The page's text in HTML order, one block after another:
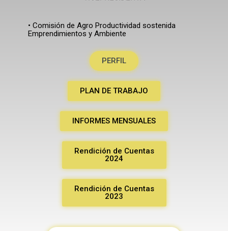
• Comisión de Agro Productividad sostenida
Emprendimientos y Ambiente
PERFIL
PLAN DE TRABAJO
INFORMES MENSUALES
Rendición de Cuentas
2024
Rendición de Cuentas
2023